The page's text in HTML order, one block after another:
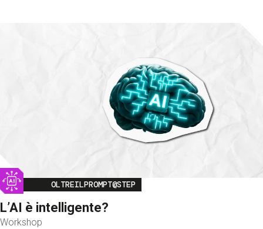
Image
OLTREILPROMPT@STEP
L’AI è intelligente?
Workshop